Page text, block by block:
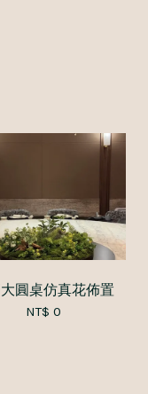
圓桌仿真花佈置
NT$ 0